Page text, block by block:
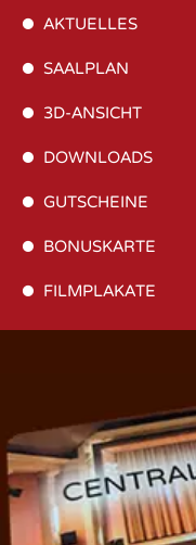
AKTUELLES
SAALPLAN
3D-ANSICHT
DOWNLOADS
GUTSCHEINE
BONUSKARTE
FILMPLAKATE